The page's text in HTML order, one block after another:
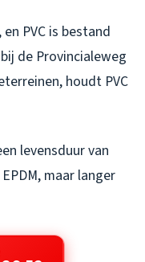
PVC is bestand
de Provincialeweg
houdt PVC
levensduur van
maar langer